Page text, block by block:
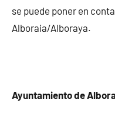
se puede poner en
Alboraia/Alboraya.
Ayuntamiento de